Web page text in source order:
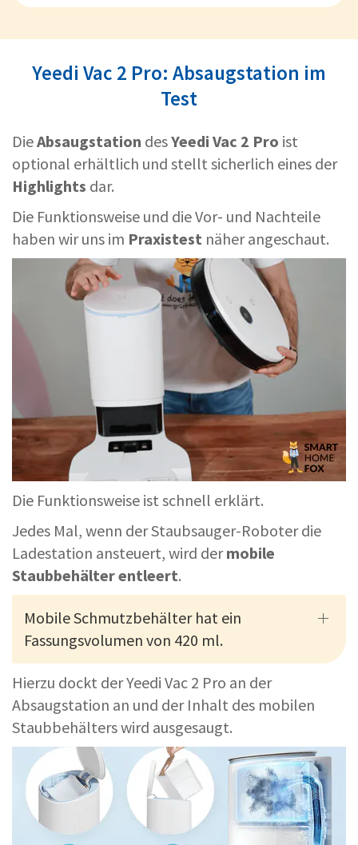
Yeedi Vac 2 Pro: Absaugstation im
Test
DieAbsaugstation desYeedi Vac 2 Pro ist
optional erhältlich und stellt sicherlich eines der
Highlights dar.
Die Funktionsweise und die Vor- und Nachteile
haben wir uns im Praxistest näher angeschaut.
Die Funktionsweise ist schnell erklärt.
Jedes Mal, wenn der Staubsauger-Roboter die
Ladestation ansteuert, wird dermobile
Staubbehälter entleert.
Mobile Schmutzbehälter hat ein
Fassungsvolumen von 420 ml.
Hierzu dockt der Yeedi Vac 2 Pro an der
Absaugstation an und der Inhalt des mobilen
Staubbehälters wird ausgesaugt.